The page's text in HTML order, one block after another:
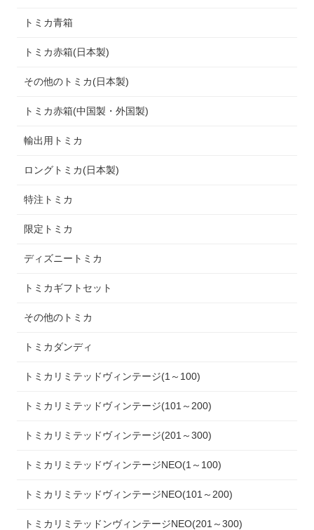
トミカ青箱
トミカ赤箱(日本製)
その他のトミカ(日本製)
トミカ赤箱(中国製・外国製)
輸出用トミカ
ロングトミカ(日本製)
特注トミカ
限定トミカ
ディズニートミカ
トミカギフトセット
その他のトミカ
トミカダンディ
トミカリミテッドヴィンテージ(1～100)
トミカリミテッドヴィンテージ(101～200)
トミカリミテッドヴィンテージ(201～300)
トミカリミテッドヴィンテージNEO(1～100)
トミカリミテッドヴィンテージNEO(101～200)
トミカリミテッドンヴィンテージNEO(201～300)